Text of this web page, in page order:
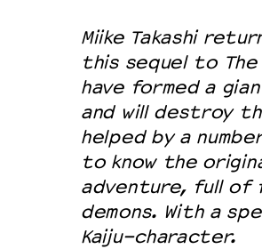
Miike Takashi
this sequel to
have formed a
and will destroy
helped by a
to know the
adventure, full of
demons. With a
Kaiju-character.